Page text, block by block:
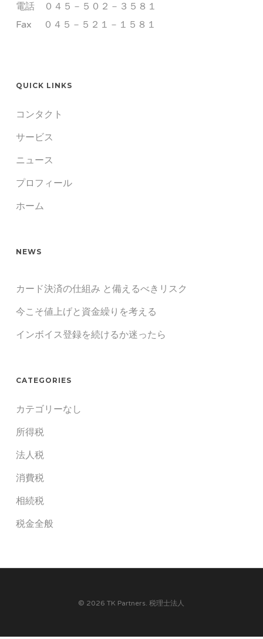
電話 ０４５－５０２－３５８１
Fax ０４５－５２１－１５８１
QUICK LINKS
コンタクト
サービス
ニュース
プロフィール
ホーム
NEWS
カード決済の仕組み と備えるべきリスク
今こそ値上げと資金繰りを考える
インボイス登録を続けるか迷ったら
CATEGORIES
カテゴリーなし
所得税
法人税
消費税
相続税
税金全般
© 2026 TK Partners. 税理士法人